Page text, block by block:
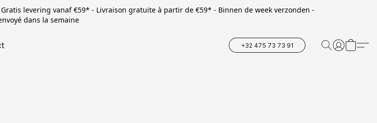
levering vanaf €59* - Livraison gratuite à partir de €59* - Binnen de week verzonden -
dans la semaine
+32 475 73 73 91